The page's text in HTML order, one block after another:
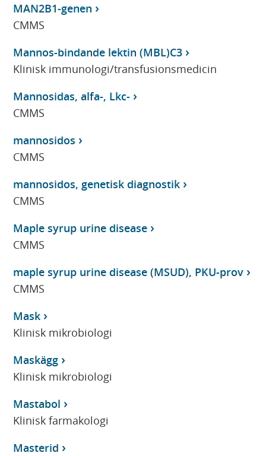
MAN2B1-genen
CMMS
Mannos-bindande lektin (MBL)C3
Klinisk immunologi/transfusionsmedicin
Mannosidas, alfa-, Lkc-
CMMS
mannosidos
CMMS
mannosidos, genetisk diagnostik
CMMS
Maple syrup urine disease
CMMS
maple syrup urine disease (MSUD), PKU-prov
CMMS
Mask
Klinisk mikrobiologi
Maskägg
Klinisk mikrobiologi
Mastabol
Klinisk farmakologi
Masterid